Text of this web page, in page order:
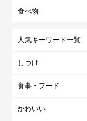
食べ物
人気キーワード一覧
しつけ
食事・フード
かわいい